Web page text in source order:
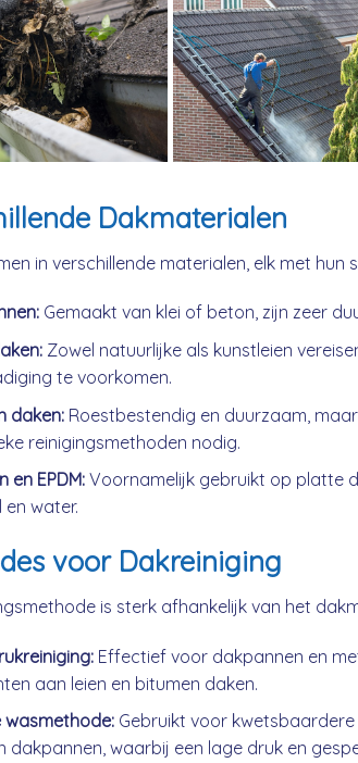
Dakmaterialen
in verschillende materialen, elk met
Gemaakt van klei of beton, zijn zeer
Zowel natuurlijke als kunstleien
te voorkomen.
daken:Roestbestendig en duurzaam,
reinigingsmethoden nodig.
en EPDM:Voornamelijk gebruikt op platte
en water.
voor Dakreiniging
is sterk afhankelijk van het
Effectief voor dakpannen en
aan leien en bitumen daken.
wasmethode:Gebruikt voor kwetsbaardere
dakpannen, waarbij een lage druk en